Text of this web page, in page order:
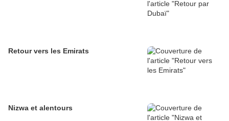
Retour vers les Emirats
Nizwa et alentours